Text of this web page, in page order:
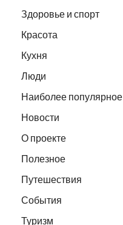
Здоровье и спорт
Красота
Кухня
Люди
Наиболее популярное
Новости
О проекте
Полезное
Путешествия
События
Туризм